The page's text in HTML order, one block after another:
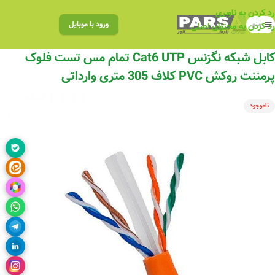
رد کردن به ناوبری
رد کردن به محتوای اصلی
منو ورود با موبایل
کابل شبکه نگزنس Cat6 UTP تمام مس تست فلوک
پرمننت روکش PVC کلاف 305 متری وارداتی
ناموجود